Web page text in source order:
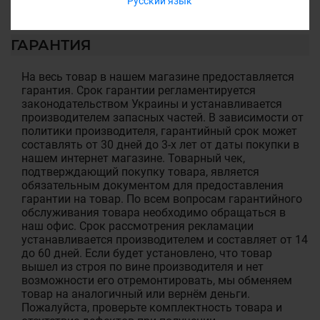
ГАРАНТИЯ
На весь товар в нашем магазине предоставляется
гарантия. Срок гарантии регламентируется
законодательством Украины и устанавливается
производителем запасных частей. В зависимости от
политики производителя, гарантийный срок может
составлять от 30 дней до 3-х лет от даты покупки в
нашем интернет магазине. Товарный чек,
подтверждающий покупку товара, является
обязательным документом для предоставления
гарантии на товар. По всем вопросам гарантийного
обслуживания товара необходимо обращаться в
наш офис. Срок рассмотрения рекламации
устанавливается производителем и составляет от 14
до 60 дней. Если будет установлено, что товар
вышел из строя по вине производителя и нет
возможности его отремонтировать, мы обменяем
товар на аналогичный или вернём деньги.
Пожалуйста, проверьте комплектность товара и